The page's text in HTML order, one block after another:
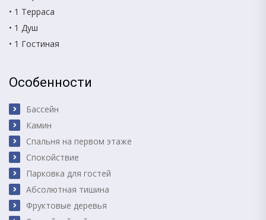
• 1 Терраса
• 1 Душ
• 1 Гостиная
Особенности
Бассейн
Камин
Спальня на первом этаже
Спокойствие
Парковка для гостей
Абсолютная тишина
Фруктовые деревья